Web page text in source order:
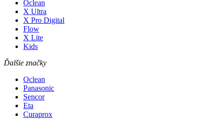
Oclean
X Ultra
X Pro Digital
Flow
X Lite
Kids
Ďalšie značky
Oclean
Panasonic
Sencor
Eta
Curaprox